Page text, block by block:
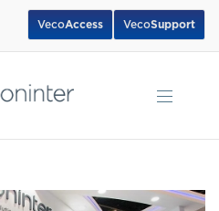
VecoSupport
VecoAccess